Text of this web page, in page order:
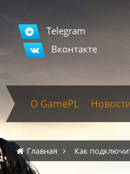
Telegram
Вконтакте
О GamePL Новости
Главная Как